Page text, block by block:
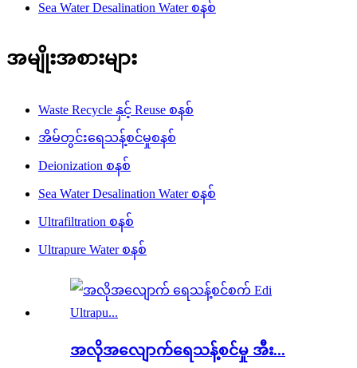
Sea Water Desalination Water စနစ်
အမျိုးအစားများ
Waste Recycle နှင့် Reuse စနစ်
အိမ်တွင်းရေသန့်စင်မှုစနစ်
Deionization စနစ်
Sea Water Desalination Water စနစ်
Ultrafiltration စနစ်
Ultrapure Water စနစ်
အလိုအလျောက်ရေသန့်စင်မှု အီး...